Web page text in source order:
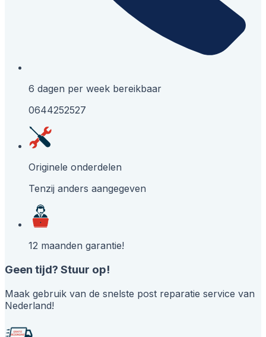
6 dagen per week bereikbaar
0644252527
Originele onderdelen
Tenzij anders aangegeven
12 maanden garantie!
Geen tijd? Stuur op!
Maak gebruik van de snelste post reparatie service van
Nederland!